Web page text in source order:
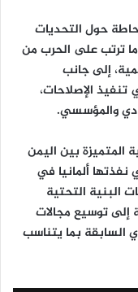
حول التحديات
ترتب على الحرب من
إلى جانب
الإصلاحات،
والمؤسسي.
المتميزة بين اليمن
نفذتها ألمانيا في
البنية التحتية
إلى توسيع مجالات
السابقة بما يتناسب